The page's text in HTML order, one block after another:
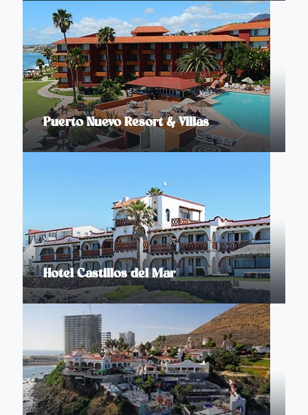
Puerto Nuevo Resort & Villas
Hotel Castillos del Mar